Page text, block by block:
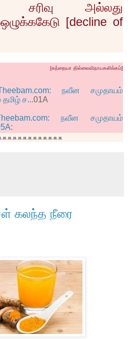
சரிவு அல்லது
[decline of
[கந்தையா தில்லைவிநாயகலிங்கம்]
நவீன சமுதாயம்
தமிழ் ச...01A
நவீன சமுதாயம்
:
கலந்த நீரை